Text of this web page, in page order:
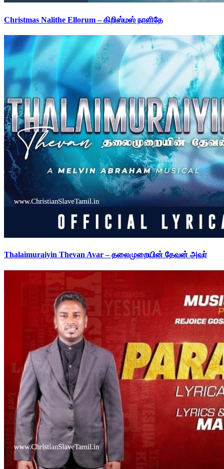
Christmas Nalithe Ellorum – கிறிஸ்மஸ் நாளிதே
Thalaimuraiyin Thevan Avar – தலைமுறையின் தேவன் அவர்